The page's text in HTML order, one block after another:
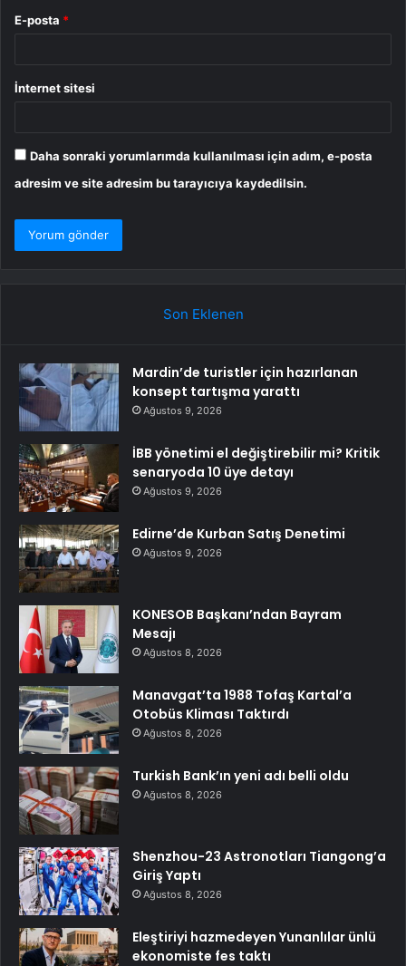
E-posta *
İnternet sitesi
Daha sonraki yorumlarımda kullanılması için adım, e-posta
adresim ve site adresim bu tarayıcıya kaydedilsin.
Son Eklenen
Mardin’de turistler için hazırlanan
konsept tartışma yarattı
Ağustos 9, 2026
İBB yönetimi el değiştirebilir mi? Kritik
senaryoda 10 üye detayı
Ağustos 9, 2026
Edirne’de Kurban Satış Denetimi
Ağustos 9, 2026
KONESOB Başkanı’ndan Bayram
Mesajı
Ağustos 8, 2026
Manavgat’ta 1988 Tofaş Kartal’a
Otobüs Kliması Taktırdı
Ağustos 8, 2026
Turkish Bank’ın yeni adı belli oldu
Ağustos 8, 2026
Shenzhou-23 Astronotları Tiangong’a
Giriş Yaptı
Ağustos 8, 2026
Eleştiriyi hazmedeyen Yunanlılar ünlü
ekonomiste fes taktı